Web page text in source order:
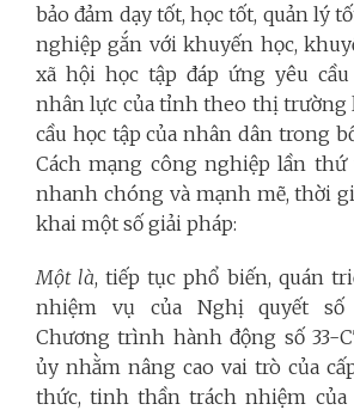
bảo đảm dạy tốt, học tốt, quản lý
nghiệp gắn với khuyến học,
xã hội học tập đáp ứng yêu
nhân lực của tỉnh theo thị trường
cầu học tập của nhân dân trong
Cách mạng công nghiệp lần
nhanh chóng và mạnh mẽ, thời
khai một số giải pháp:
Một là, tiếp tục phổ biến, quán
nhiệm vụ của Nghị quyết số
Chương trình hành động số 33-
ủy nhằm nâng cao vai trò của
thức, tinh thần trách nhiệm của